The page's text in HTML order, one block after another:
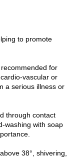
to promote
for
vascular or
a serious illness or
through contact
washing with soap
38°, shivering,